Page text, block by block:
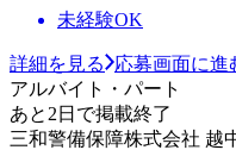
未経験OK
詳細を見る
応募画面に進
アルバイト・パート
あと2日で掲載終了
三和警備保障株式会社 越